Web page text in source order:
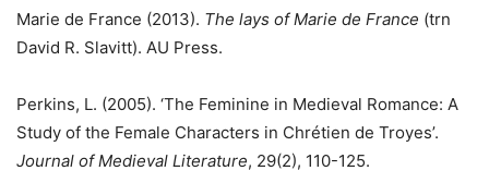
Marie de France (2013). The lays of Marie de France (trn
David R. Slavitt). AU Press.
Perkins, L. (2005). ‘The Feminine in Medieval Romance: A
Study of the Female Characters in Chrétien de Troyes’.
Journal of Medieval Literature, 29(2), 110-125.